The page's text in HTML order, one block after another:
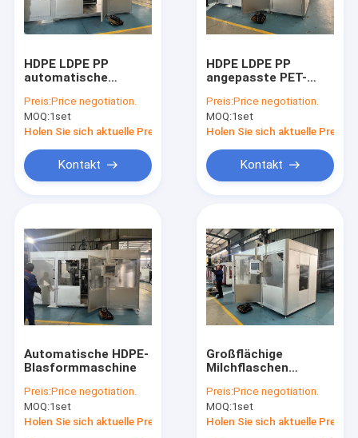
automatische Blasenmaschine
Kunststoff-Flasche Schimmel
Kunststoff zusätzliche Maschine
Verpackende zusätzliche Maschine
Kunststoff-Spritzgießmaschine
Hochgeschwindigkeitsspritzgussmaschine
HAUSTIER Spritzgussmaschine
PVC-Spritzgussmaschine
Medizinische Spritzen-Maschine
HDPE LDPE PP
automatische
für
Milchflaschenverpackungslösung
Preis:Price negotiation.
MOQ:1set
Holen Sie sich aktuelle Preis
Kontakt
HDPE LDPE PP
angepasste PET-
Preis:Price negotiation.
MOQ:1set
Holen Sie sich aktuelle Preis
Kontakt
Automatische HDPE-
Blasformmaschine
Preis:Price negotiation.
MOQ:1set
Holen Sie sich aktuelle Preis
Großflächige
Milchflaschen
Flaschenproduktion
Automatische
Blasformmaschine
Preis:Price negotiation.
MOQ:1set
Holen Sie sich aktuelle Preis